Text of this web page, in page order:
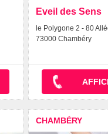
Eveil des Sens
le Polygone 2 - 80
73000 Chambéry
CHAMBÉRY